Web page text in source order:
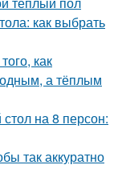
как выбрать
как
а тёплым
на 8 персон:
так аккуратно